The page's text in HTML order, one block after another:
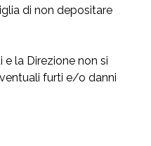
di non depositare
la Direzione non si
furti e/o danni